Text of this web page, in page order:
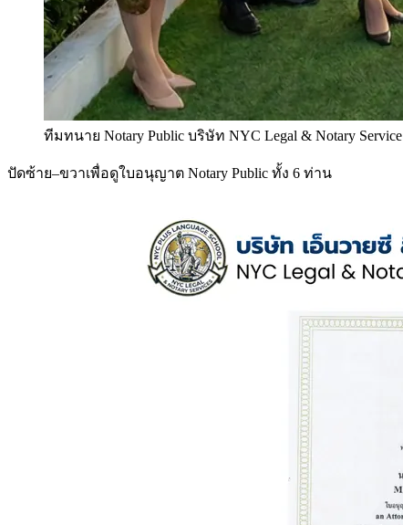
ทีมทนาย Notary Public บริษัท NYC Legal & Notary
ปัดซ้าย–ขวาเพื่อดูใบอนุญาต Notary Public ทั้ง 6 ท่าน